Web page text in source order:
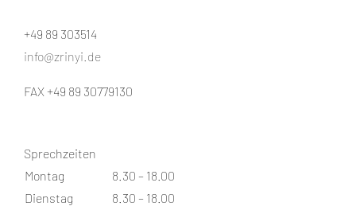
+49 89 303514
info@zrinyi.de
FAX +49 89 30779130
Sprechzeiten
Montag
8.30 – 18.00
Dienstag
8.30 – 18.00